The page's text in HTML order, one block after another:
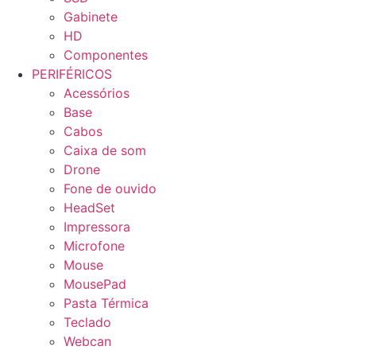
Gabinete
HD
Componentes
PERIFÉRICOS
Acessórios
Base
Cabos
Caixa de som
Drone
Fone de ouvido
HeadSet
Impressora
Microfone
Mouse
MousePad
Pasta Térmica
Teclado
Webcan